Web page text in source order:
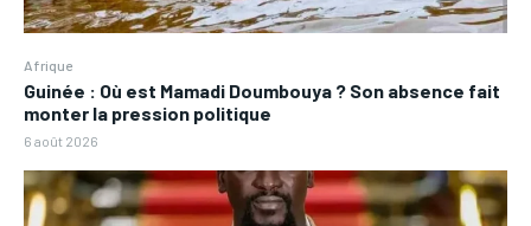
Afrique
Guinée : Où est Mamadi Doumbouya ? Son absence fait
monter la pression politique
6 août 2026